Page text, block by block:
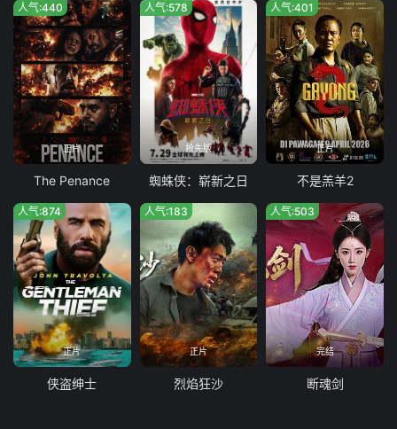
正片
人气:440
The Penance
抢先版
人气:578
蜘蛛侠：崭新之日
正片
人气:401
不是羔羊2
正片
人气:874
侠盗绅士
正片
人气:183
烈焰狂沙
完结
人气:503
断魂剑